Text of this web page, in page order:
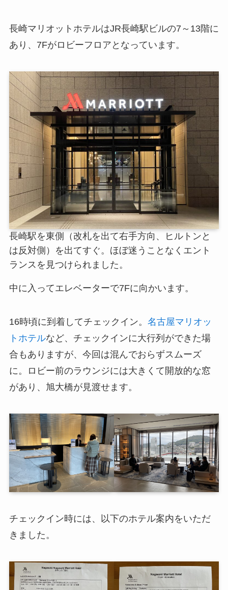
長崎マリオットホテルはJR長崎駅ビルの7～13階に
あり、7Fがロビーフロアとなっています。
長崎駅を東側（改札を出て右手方向、ヒルトンと
は反対側）を出てすぐ。ほぼ迷うことなくエント
ランスを見つけられました。
中に入ってエレベーターで7Fに向かいます。
16時頃に到着してチェックイン。 名古屋マリオッ
トホテルなど、チェックインに大行列ができた場
合もありますが、今回は混んでおらずスムーズ
に。ロビー前のラウンジには大きくて開放的な窓
があり、旭大橋が見渡せます。
チェックイン時には、以下のホテル案内をいただ
きました。